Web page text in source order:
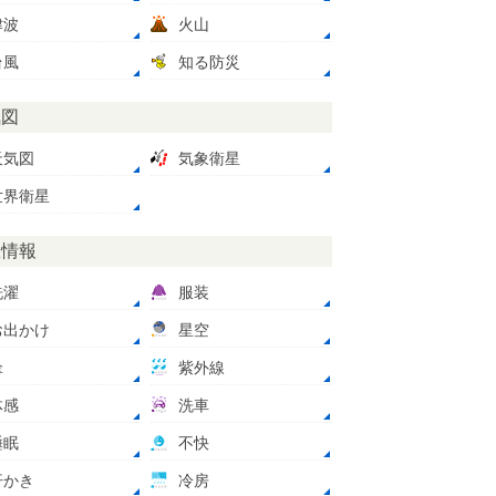
火山
風 知る防災
気図 気象衛星
界衛星
報
服装
出かけ 星空
紫外線
感 洗車
眠 不快
き 冷房